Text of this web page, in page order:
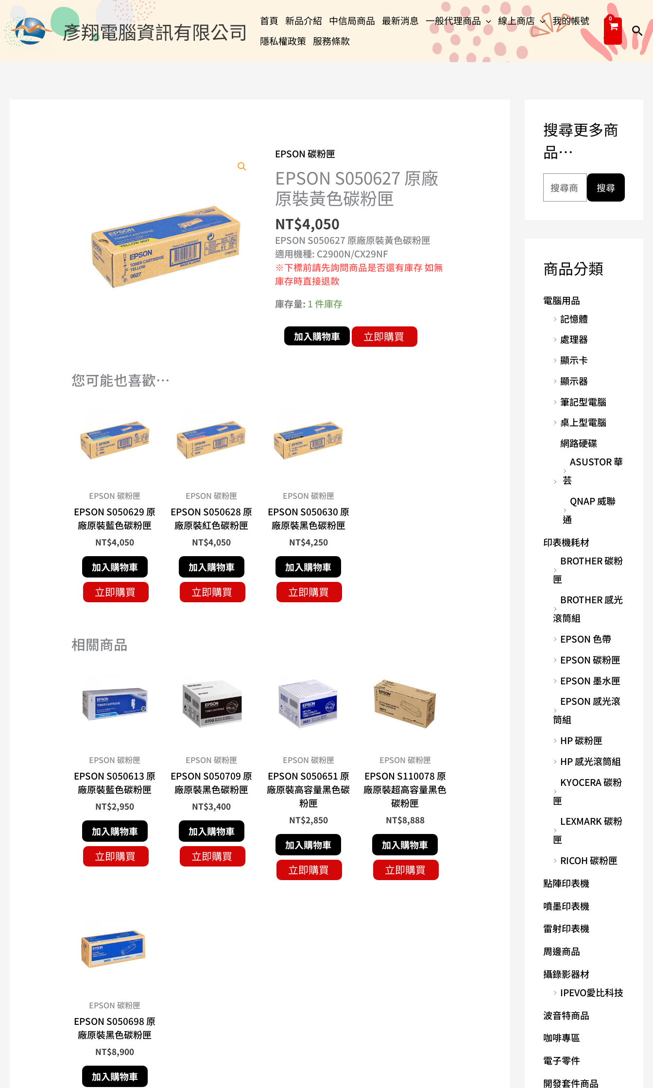
至
主
彥翔電腦資訊有限公司 首頁 新品介紹 中信局商品 最新消息 一般代理商品 線上商店
我的帳號
隱私權政策 服務條款
搜
尋
EPSON 碳粉匣
EPSON S050627 原廠
原裝黃色碳粉匣
NT$4,050
EPSON S050627 原廠原裝黃色碳粉匣
適用機種: C2900N/CX29NF
※下標前請先詢問商品是否還有庫存 如無
庫存時直接退款
庫存量: 1 件庫存
EPSON
S050627
原
廠
原
裝
黃
色
碳
粉
數
加入購物車
立即購買
您可能也喜歡…
EPSON 碳粉匣
EPSON S050629 原
廠原裝藍色碳粉匣
NT$4,050
加入購物車
立即購買
EPSON 碳粉匣
EPSON S050628 原
廠原裝紅色碳粉匣
NT$4,050
加入購物車
立即購買
EPSON 碳粉匣
EPSON S050630 原
廠原裝黑色碳粉匣
NT$4,250
加入購物車
立即購買
相關商品
EPSON 碳粉匣
EPSON S050613 原
廠原裝藍色碳粉匣
NT$2,950
加入購物車
立即購買
EPSON 碳粉匣
EPSON S050709 原
廠原裝黑色碳粉匣
NT$3,400
加入購物車
立即購買
EPSON 碳粉匣
EPSON S050651 原
廠原裝高容量黑色碳
粉匣
NT$2,850
加入購物車
立即購買
EPSON 碳粉匣
EPSON S110078 原
廠原裝超高容量黑色
碳粉匣
NT$8,888
加入購物車
立即購買
EPSON 碳粉匣
EPSON S050698 原
廠原裝黑色碳粉匣
NT$8,900
加入購物車
搜尋更多商
品…
尋
搜尋
商品分類
電腦用品
記憶體
處理器
顯示卡
顯示器
筆記型電腦
桌上型電腦
網路硬碟
ASUSTOR 華
芸
QNAP 威聯
通
印表機耗材
BROTHER 碳粉
匣
BROTHER 感光
滾筒組
EPSON 色帶
EPSON 碳粉匣
EPSON 墨水匣
EPSON 感光滾
筒組
HP 碳粉匣
HP 感光滾筒組
KYOCERA 碳粉
匣
LEXMARK 碳粉
匣
RICOH 碳粉匣
點陣印表機
噴墨印表機
雷射印表機
周邊商品
攝錄影器材
IPEVO愛比科技
波音特商品
咖啡專區
電子零件
開發套件商品